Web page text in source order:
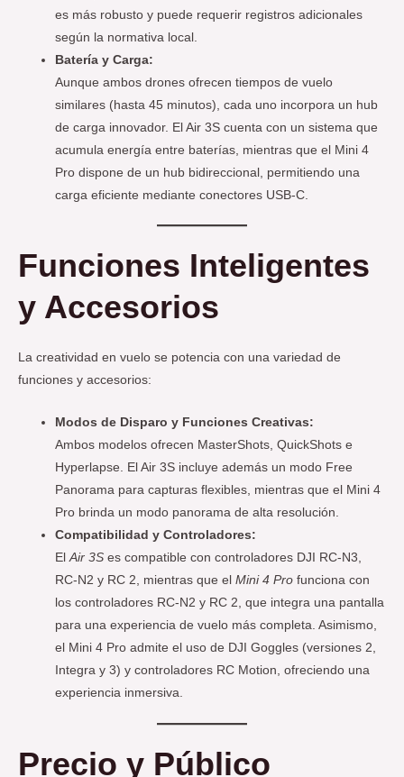
es más robusto y puede requerir registros adicionales
según la normativa local.
Batería y Carga:
Aunque ambos drones ofrecen tiempos de vuelo
similares (hasta 45 minutos), cada uno incorpora un hub
de carga innovador. El Air 3S cuenta con un sistema que
acumula energía entre baterías, mientras que el Mini 4
Pro dispone de un hub bidireccional, permitiendo una
carga eficiente mediante conectores USB-C.
Funciones Inteligentes
y Accesorios
La creatividad en vuelo se potencia con una variedad de
funciones y accesorios:
Modos de Disparo y Funciones Creativas:
Ambos modelos ofrecen MasterShots, QuickShots e
Hyperlapse. El Air 3S incluye además un modo Free
Panorama para capturas flexibles, mientras que el Mini 4
Pro brinda un modo panorama de alta resolución.
Compatibilidad y Controladores:
ElAir 3S es compatible con controladores DJI RC-N3,
RC-N2 y RC 2, mientras que elMini 4 Pro funciona con
los controladores RC-N2 y RC 2, que integra una pantalla
para una experiencia de vuelo más completa. Asimismo,
el Mini 4 Pro admite el uso de DJI Goggles (versiones 2,
Integra y 3) y controladores RC Motion, ofreciendo una
experiencia inmersiva.
Precio y Público